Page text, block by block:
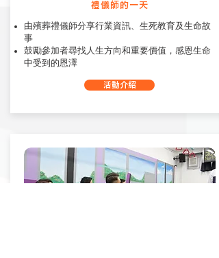
禮儀師的一天
由殯葬禮儀師分享行業資訊、生死教育及生命故
事
鼓勵參加者尋找⼈⽣⽅向和重要價值，感恩⽣命
中受到的恩澤
活動介紹